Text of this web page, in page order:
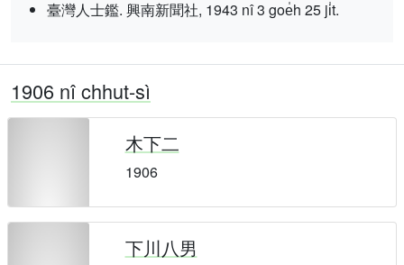
臺灣人士鑑. 興南新聞社, 1943 nî 3 goe̍h 25 ji̍t.
1906 nî chhut-sì
木下二
1906
下川八男